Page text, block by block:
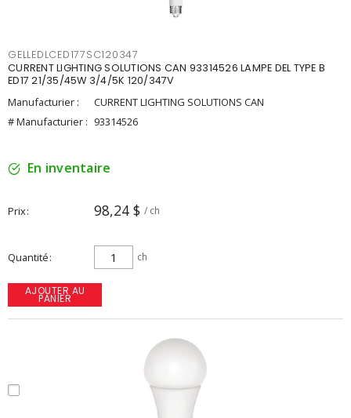
GELLEDLCED177SC120347
CURRENT LIGHTING SOLUTIONS CAN 93314526 LAMPE DEL TYPE B
ED17 21/35/45W 3/4/5K 120/347V
Manufacturier :
CURRENT LIGHTING SOLUTIONS CAN
# Manufacturier : 93314526
En inventaire
Prix 98,24 $ / ch
Quantité ch
AJOUTER AU
PANIER